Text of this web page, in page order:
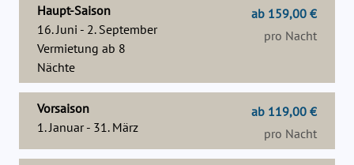
Haupt-Saison
16. Juni - 2. September
Vermietung ab 8
Nächte
ab 159,00 €
pro Nacht
Vorsaison
1. Januar - 31. März
ab 119,00 €
pro Nacht